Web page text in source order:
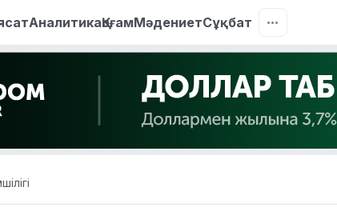
АналитикаҚоғамМәдениетСұқбат